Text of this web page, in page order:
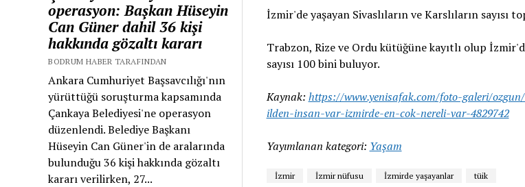
operasyon: Başkan Hüseyin
Can Güner dahil 36 kişi
hakkında gözaltı kararı
BODRUM HABER TARAFINDAN
Ankara Cumhuriyet Başsavcılığı'nın
yürüttüğü soruşturma kapsamında
Çankaya Belediyesi'ne operasyon
düzenlendi. Belediye Başkanı
Hüseyin Can Güner'in de aralarında
bulunduğu 36 kişi hakkında gözaltı
kararı verilirken, 27...
İzmir'de yaşayan Sivaslıların ve Karslıların sayısı
Trabzon, Rize ve Ordu kütüğüne kayıtlı olup
sayısı 100 bini buluyor.
Kaynak: https://www.yenisafak.com/foto-galeri/
ilden-insan-var-izmirde-en-cok-nereli-var-4829742
Yayımlanan kategori: Yaşam
İzmir İzmir nüfusu İzmirde yaşayanlar tüik